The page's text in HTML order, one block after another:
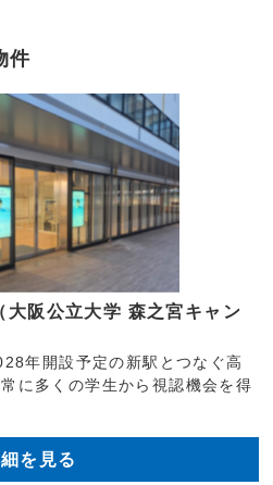
件
大阪公立大学 森之宮キャン
年開設予定の新駅とつなぐ高
に多くの学生から視認機会を得
を見る